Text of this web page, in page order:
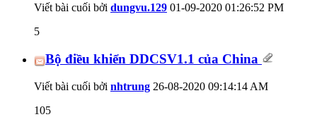
Viết bài cuối bởi dungvu.129 01-09-2020 01:26:52 PM
5
Bộ điều khiển DDCSV1.1 của China
Viết bài cuối bởi nhtrung 26-08-2020 09:14:14 AM
105